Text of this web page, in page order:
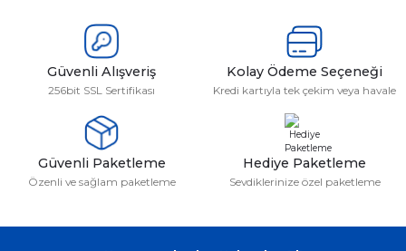
Güvenli Alışveriş
256bit SSL Sertifikası
Kolay Ödeme Seçeneği
Kredi kartıyla tek çekim veya havale
Güvenli Paketleme
Özenli ve sağlam paketleme
Hediye Paketleme
Sevdiklerinize özel paketleme